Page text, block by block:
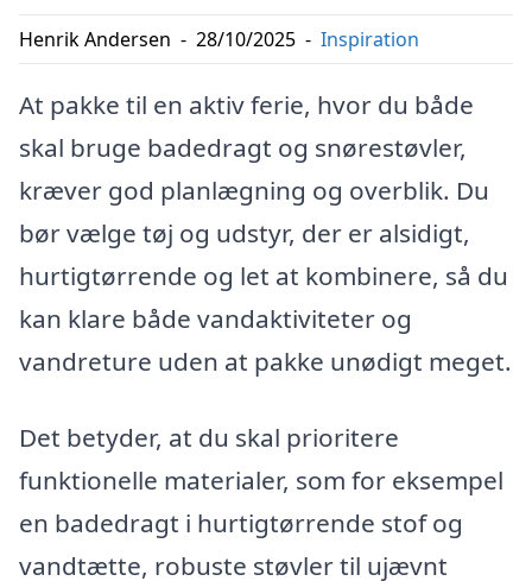
Henrik Andersen - 28/10/2025 - Inspiration
At pakke til en aktiv ferie, hvor du både
skal bruge badedragt og snørestøvler,
kræver god planlægning og overblik. Du
bør vælge tøj og udstyr, der er alsidigt,
hurtigtørrende og let at kombinere, så du
kan klare både vandaktiviteter og
vandreture uden at pakke unødigt meget.
Det betyder, at du skal prioritere
funktionelle materialer, som for eksempel
en badedragt i hurtigtørrende stof og
vandtætte, robuste støvler til ujævnt